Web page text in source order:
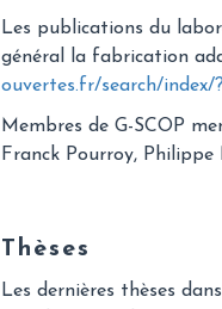
Les publications du
général la fabrication
ouvertes.fr/search/
Membres de G-SCOP
Franck Pourroy,
Thèses
Les dernières thèses